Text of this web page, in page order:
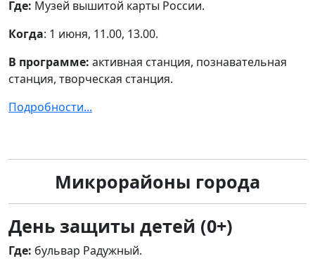
Где: Музей вышитой карты России.
Когда: 1 июня, 11.00, 13.00.
В программе: активная станция, познавательная
станция, творческая станция.
Подробности...
Микрорайоны города
День защиты детей (0+)
Где: бульвар Радужный.